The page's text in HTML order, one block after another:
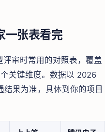
一张表看完
审时常用的对照表，覆盖
关键维度。数据以 2026
果为准，具体到你的项目